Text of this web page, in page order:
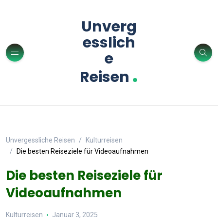
Unverg
esslich
e
Reisen .
Unvergessliche Reisen
Kulturreisen
Die besten Reiseziele für Videoaufnahmen
Die besten Reiseziele für
Videoaufnahmen
Kulturreisen Januar 3, 2025